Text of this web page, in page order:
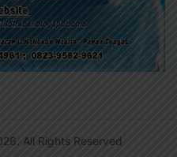
All Rights Reserved